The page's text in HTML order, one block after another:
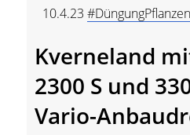
10.4.23
Kverneland
2300 S und
Vario-